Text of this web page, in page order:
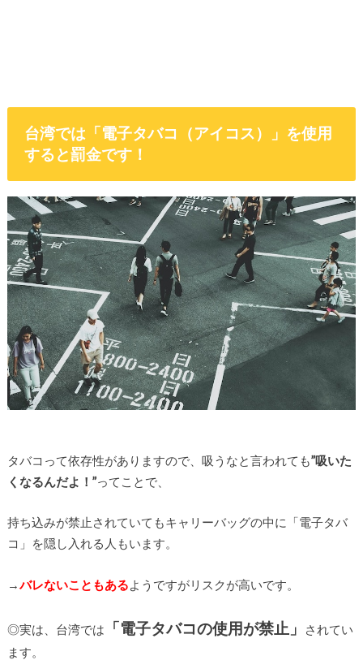
台湾では「電子タバコ（アイコス）」を使用
すると罰金です！
タバコって依存性がありますので、吸うなと言われても”吸いた
くなるんだよ！”ってことで、
持ち込みが禁止されていてもキャリーバッグの中に「電子タバ
コ」を隠し入れる人もいます。
→バレないこともあるようですがリスクが高いです。
◎実は、台湾では 「電子タバコの使用が禁止」
されてい
ます。